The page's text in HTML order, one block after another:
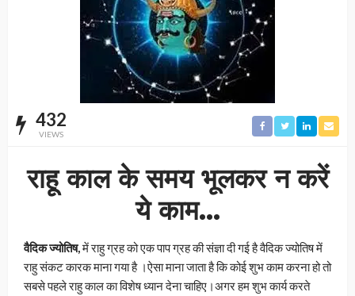
432
VIEWS
राहू काल के समय भूलकर न करें
ये काम…
वैदिक ज्योतिष,में राहु ग्रह को एक पाप ग्रह की संज्ञा दी गई है वैदिक ज्योतिष में
राहु संकट कारक माना गया है ।ऐसा माना जाता है कि कोई शुभ काम करना हो तो
सबसे पहले राहु काल का विशेष ध्यान देना चाहिए।अगर हम शुभ कार्य करते